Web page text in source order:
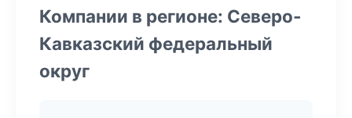
Компании в регионе: Северо-
Кавказский федеральный
округ